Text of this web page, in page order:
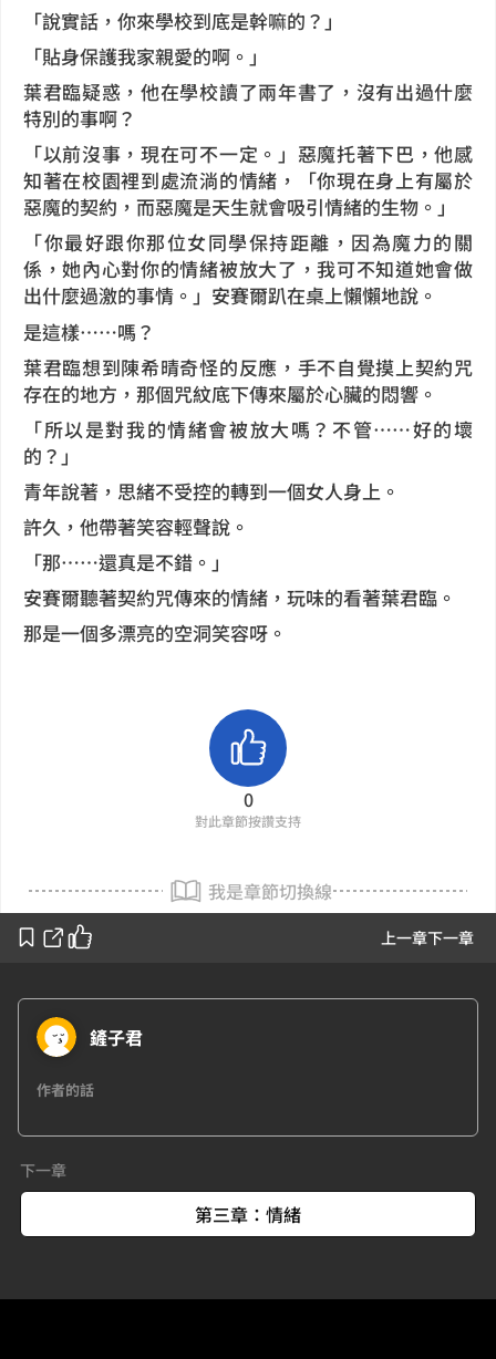
上一章下一章
「說實話，你來學校到底是幹嘛的？」
「貼身保護我家親愛的啊。」
葉君臨疑惑，他在學校讀了兩年書了，沒有出過什麼
特別的事啊？
「以前沒事，現在可不一定。」惡魔托著下巴，他感
知著在校園裡到處流淌的情緒，「你現在身上有屬於
惡魔的契約，而惡魔是天生就會吸引情緒的生物。」
「你最好跟你那位女同學保持距離，因為魔力的關
係，她內心對你的情緒被放大了，我可不知道她會做
出什麼過激的事情。」安賽爾趴在桌上懶懶地說。
是這樣……嗎？
葉君臨想到陳希晴奇怪的反應，手不自覺摸上契約咒
存在的地方，那個咒紋底下傳來屬於心臟的悶響。
「所以是對我的情緒會被放大嗎？不管……好的壞
的？」
青年說著，思緒不受控的轉到一個女人身上。
許久，他帶著笑容輕聲說。
「那……還真是不錯。」
安賽爾聽著契約咒傳來的情緒，玩味的看著葉君臨。
那是一個多漂亮的空洞笑容呀。
0
對此章節按讚支持
我是章節切換線
鏟子君
作者的話
下一章
第三章：情緒